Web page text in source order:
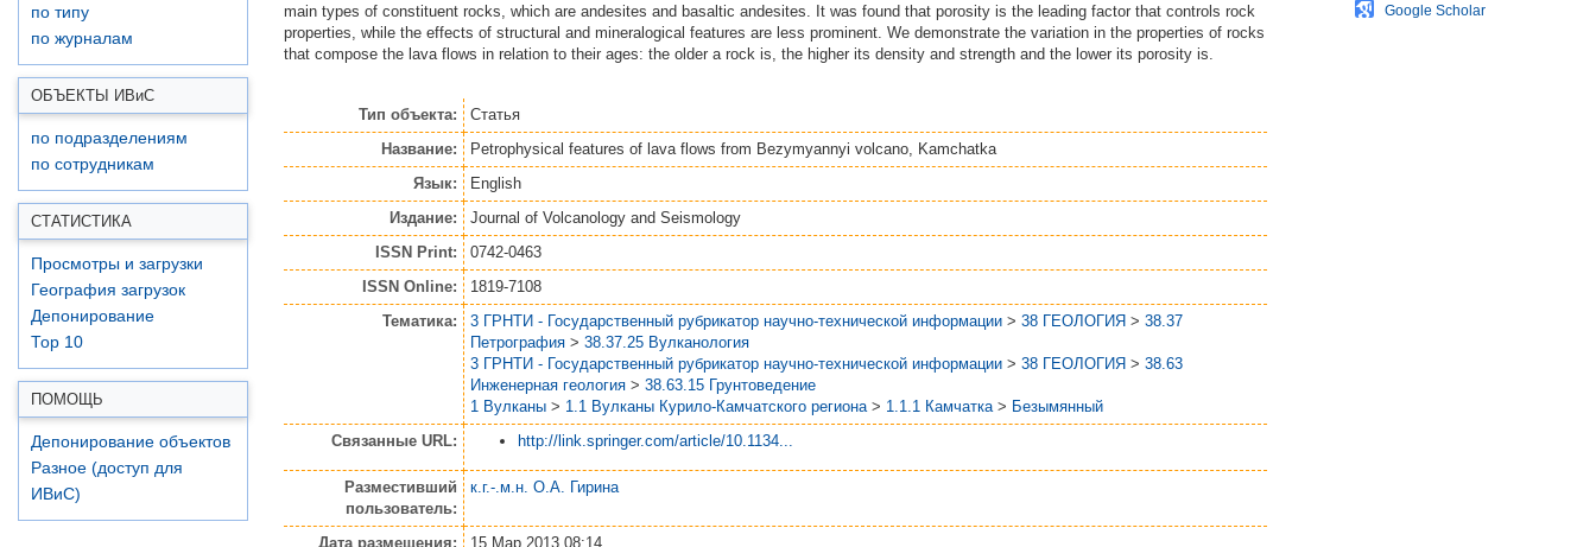
по типу
по журналам
ОБЪЕКТЫ ИВиС
по подразделениям
по сотрудникам
СТАТИСТИКА
Просмотры и загрузки
География загрузок
Депонирование
Top 10
ПОМОЩЬ
Депонирование объектов
Разное (доступ для
ИВиС)
main types of constituent rocks, which are andesites and basaltic andesites. It was found that porosity is the leading factor that controls rock
properties, while the effects of structural and mineralogical features are less prominent. We demonstrate the variation in the properties of rocks
that compose the lava flows in relation to their ages: the older a rock is, the higher its density and strength and the lower its porosity is.
Тип объекта:
Статья
Название:
Petrophysical features of lava flows from Bezymyannyi volcano, Kamchatka
Язык:
English
Издание:
Journal of Volcanology and Seismology
ISSN Print:
0742-0463
ISSN Online:
1819-7108
Тематика:
3 ГРНТИ - Государственный рубрикатор научно-технической информации > 38 ГЕОЛОГИЯ > 38.37
Петрография > 38.37.25 Вулканология
3 ГРНТИ - Государственный рубрикатор научно-технической информации > 38 ГЕОЛОГИЯ > 38.63
Инженерная геология > 38.63.15 Грунтоведение
1 Вулканы > 1.1 Вулканы Курило-Камчатского региона > 1.1.1 Камчатка > Безымянный
Связанные URL:
http://link.springer.com/article/10.1134...
Разместивший
пользователь:
к.г.-.м.н. О.А. Гирина
Дата размещения: 15 Мар 2013 08:14
Google Scholar